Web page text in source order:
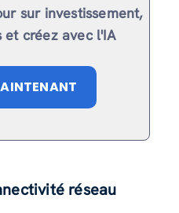
sur investissement,
et créez avec l'IA
réseau